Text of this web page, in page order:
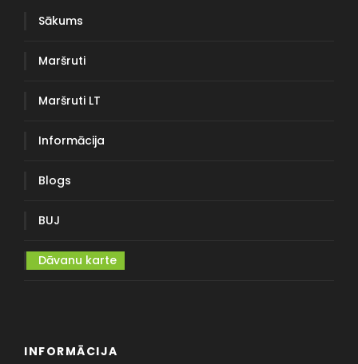
Sākums
Maršruti
Maršruti LT
Informācija
Blogs
BUJ
Dāvanu karte
INFORMĀCIJA